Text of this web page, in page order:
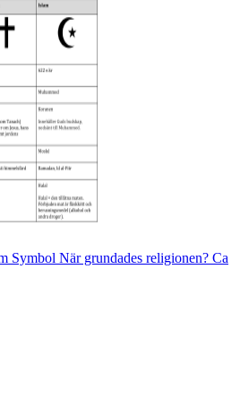
Symbol När grundades religionen? Ca